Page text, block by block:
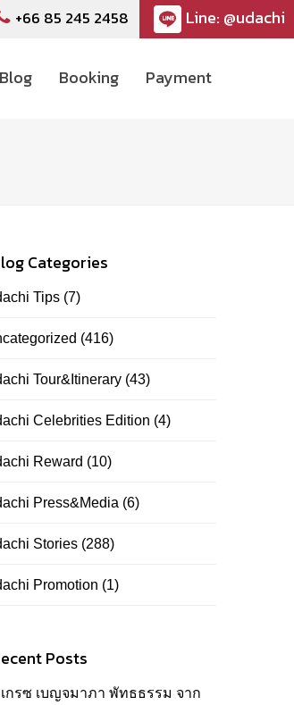
+66 85 245 2458 Line: @udachi
Blog Booking Payment
Categories
Tips (7)
(416)
Tour&Itinerary (43)
Celebrities Edition (4)
Reward (10)
Press&Media (6)
Stories (288)
Promotion (1)
Posts
กรซ เบญจมาภา พัทธธรรม จาก